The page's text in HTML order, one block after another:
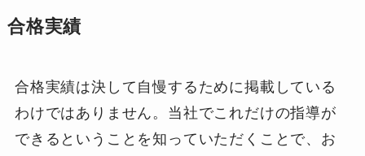
合格実績
合格実績は決して自慢するために掲載している
わけではありません。当社でこれだけの指導が
できるということを知っていただくことで、お